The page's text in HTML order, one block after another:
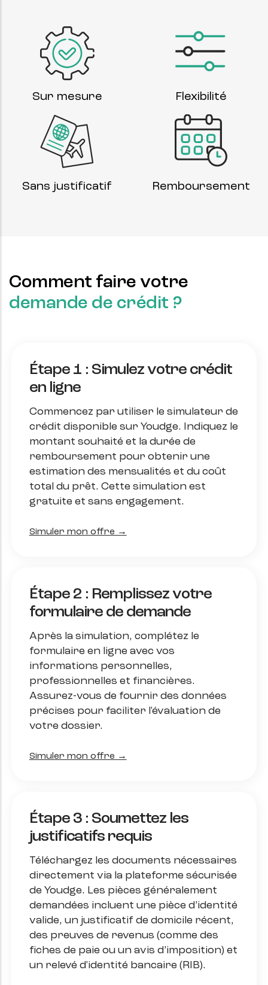
Sur mesure Flexibilité
Sans justificatif Remboursement
Comment faire votre
demande de crédit ?
Étape 1 : Simulez votre crédit
en ligne
Commencez par utiliser le simulateur de
crédit disponible sur Youdge. Indiquez le
montant souhaité et la durée de
remboursement pour obtenir une
estimation des mensualités et du coût
total du prêt. Cette simulation est
gratuite et sans engagement.​
Simuler mon offre →
Étape 2 : Remplissez votre
formulaire de demande
Après la simulation, complétez le
formulaire en ligne avec vos
informations personnelles,
professionnelles et financières.
Assurez-vous de fournir des données
précises pour faciliter l'évaluation de
votre dossier.
Simuler mon offre →
Étape 3 : Soumettez les
justificatifs requis
Téléchargez les documents nécessaires
directement via la plateforme sécurisée
de Youdge. Les pièces généralement
demandées incluent une pièce d’identité
valide, un justificatif de domicile récent,
des preuves de revenus (comme des
fiches de paie ou un avis d’imposition) et
un relevé d'identité bancaire (RIB).​